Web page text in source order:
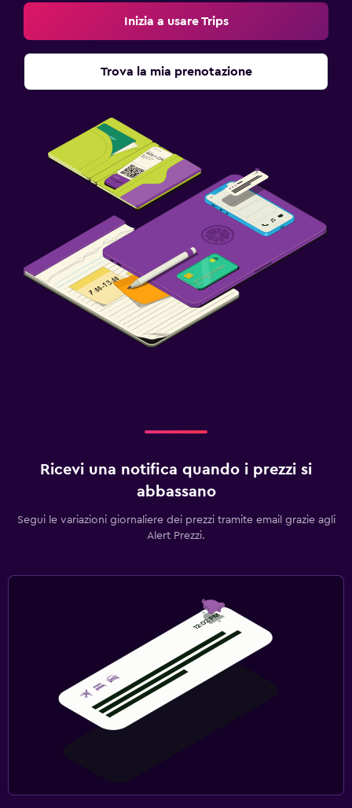
Inizia a usare Trips
Trova la mia prenotazione
Ricevi una notifica quando i prezzi si
abbassano
Segui le variazioni giornaliere dei prezzi tramite email grazie agli
Alert Prezzi.